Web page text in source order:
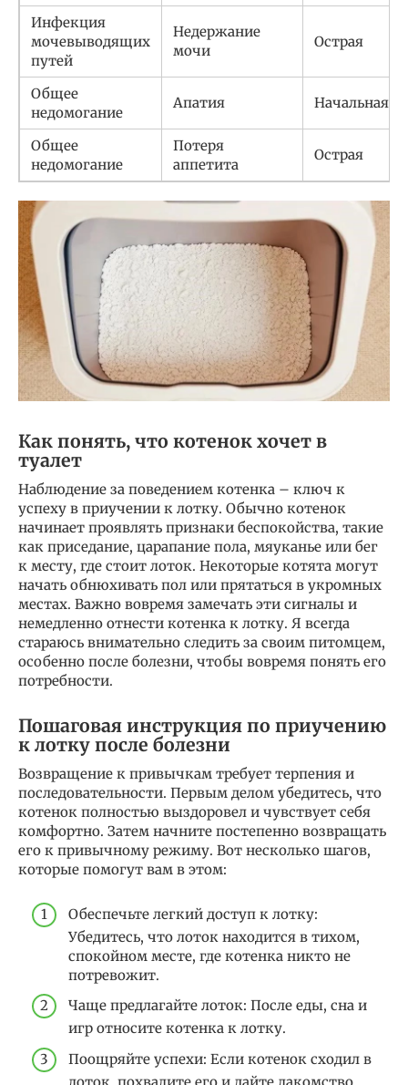
Инфекция
мочевыводящих
путей
Недержание
мочи
Острая
Общее
недомогание
Апатия Начальная
Общее
недомогание
Потеря
аппетита
Острая
Как понять, что котенок хочет в
туалет
Наблюдение за поведением котенка – ключ к
успеху в приучении к лотку. Обычно котенок
начинает проявлять признаки беспокойства, такие
как приседание, царапание пола, мяуканье или бег
к месту, где стоит лоток. Некоторые котята могут
начать обнюхивать пол или прятаться в укромных
местах. Важно вовремя замечать эти сигналы и
немедленно отнести котенка к лотку. Я всегда
стараюсь внимательно следить за своим питомцем,
особенно после болезни, чтобы вовремя понять его
потребности.
Пошаговая инструкция по приучению
к лотку после болезни
Возвращение к привычкам требует терпения и
последовательности. Первым делом убедитесь, что
котенок полностью выздоровел и чувствует себя
комфортно. Затем начните постепенно возвращать
его к привычному режиму. Вот несколько шагов,
которые помогут вам в этом:
Обеспечьте легкий доступ к лотку:
Убедитесь, что лоток находится в тихом,
спокойном месте, где котенка никто не
потревожит.
Чаще предлагайте лоток: После еды, сна и
игр относите котенка к лотку.
Поощряйте успехи: Если котенок сходил в
лоток, похвалите его и дайте лакомство.